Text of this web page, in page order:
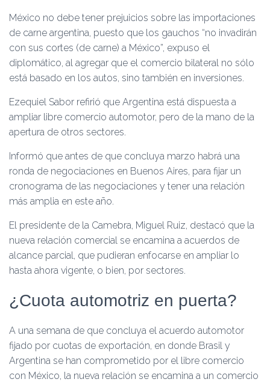
México no debe tener prejuicios sobre las importaciones
de carne argentina, puesto que los gauchos “no invadirán
con sus cortes (de carne) a México”, expuso el
diplomático, al agregar que el comercio bilateral no sólo
está basado en los autos, sino también en inversiones.
Ezequiel Sabor refirió que Argentina está dispuesta a
ampliar libre comercio automotor, pero de la mano de la
apertura de otros sectores.
Informó que antes de que concluya marzo habrá una
ronda de negociaciones en Buenos Aires, para fijar un
cronograma de las negociaciones y tener una relación
más amplia en este año.
El presidente de la Camebra, Miguel Ruiz, destacó que la
nueva relación comercial se encamina a acuerdos de
alcance parcial, que pudieran enfocarse en ampliar lo
hasta ahora vigente, o bien, por sectores.
¿Cuota automotriz en puerta?
A una semana de que concluya el acuerdo automotor
fijado por cuotas de exportación, en donde Brasil y
Argentina se han comprometido por el libre comercio
con México, la nueva relación se encamina a un comercio